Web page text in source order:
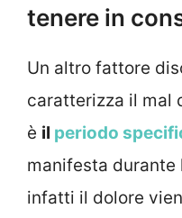
tenere in
Un altro fattore
caratterizza il mal
è il periodo
manifesta durante
infatti il dolore